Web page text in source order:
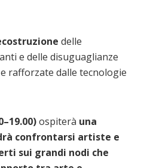
delle
e delle disuguaglianze
rafforzate dalle tecnologie
ospiterà una
confrontarsi artiste e
sui grandi nodi che